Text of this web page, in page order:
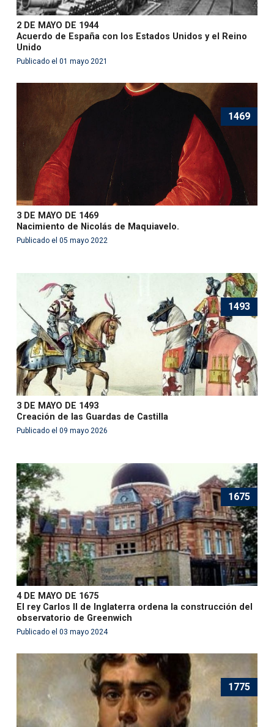
2 DE MAYO DE 1944
Acuerdo de España con los Estados Unidos y el Reino
Unido
Publicado el 01 mayo 2021
1469
3 DE MAYO DE 1469
Nacimiento de Nicolás de Maquiavelo.
Publicado el 05 mayo 2022
1493
3 DE MAYO DE 1493
Creación de las Guardas de Castilla
Publicado el 09 mayo 2026
1675
4 DE MAYO DE 1675
El rey Carlos II de Inglaterra ordena la construcción del
observatorio de Greenwich
Publicado el 03 mayo 2024
1775